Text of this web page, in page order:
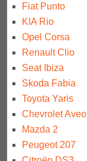
Fiat Punto
KIA Rio
Opel Corsa
Renault Clio
Seat Ibiza
Skoda Fabia
Toyota Yaris
Chevrolet Aveo
Mazda 2
Peugeot 207